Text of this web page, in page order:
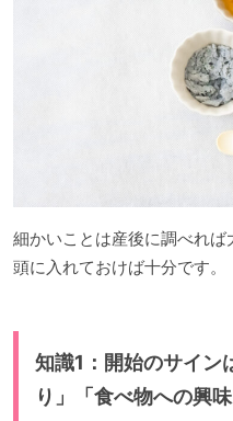
細かいことは産後に調べれ
頭に入れておけば十分です。
知識1：開始のサイン
り」「食べ物への興味